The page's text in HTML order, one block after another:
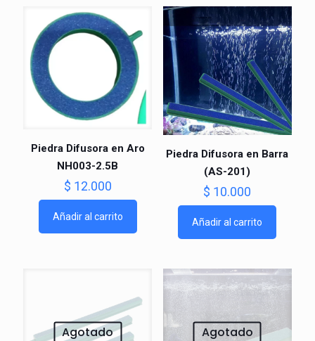
Piedra Difusora en Aro
NH003-2.5B
$ 12.000
Añadir al carrito
Piedra Difusora en Barra
(AS-201)
$ 10.000
Añadir al carrito
Agotado Agotado